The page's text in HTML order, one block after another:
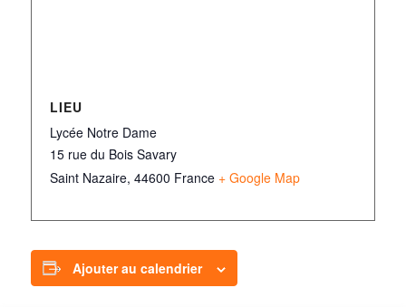
LIEU
Lycée Notre Dame
15 rue du Bois Savary
Saint Nazaire, 44600 France + Google Map
Ajouter au calendrier